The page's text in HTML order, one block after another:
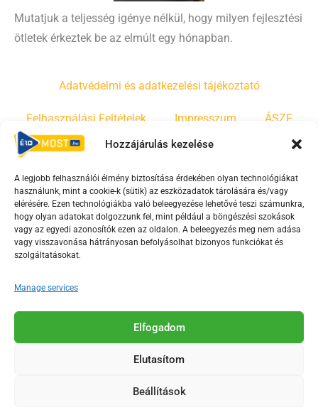
Hozzájárulás kezelése
A legjobb felhasználói élmény biztosítása érdekében olyan technológiákat
használunk, mint a cookie-k (sütik) az eszközadatok tárolására és/vagy
elérésére. Ezen technológiákba való beleegyezése lehetővé teszi számunkra,
hogy olyan adatokat dolgozzunk fel, mint például a böngészési szokások
vagy az egyedi azonosítók ezen az oldalon. A beleegyezés meg nem adása
vagy visszavonása hátrányosan befolyásolhat bizonyos funkciókat és
szolgáltatásokat.
Manage services
Elfogadom
Elutasítom
Beállítások
Mutatjuk a teljesség igénye nélkül, hogy milyen fejlesztési
ötletek érkeztek be az elmúlt egy hónapban.
Adatvédelmi és adatkezelési tájékoztató
Felhasználási Feltételek Impresszum ÁSZF
Irányelvek Moderálási szabályzat
F
a
c
e
o
o
-
Y
o
u
t
b
e
s
T
i
k
Az Érd Média médiaszolgáltatási tevékenységét a
Médiatanács a Magyar Média Mecenatúra program
2018-2026. © Minden jog fenntartva, Érd Megyei Jogú Város